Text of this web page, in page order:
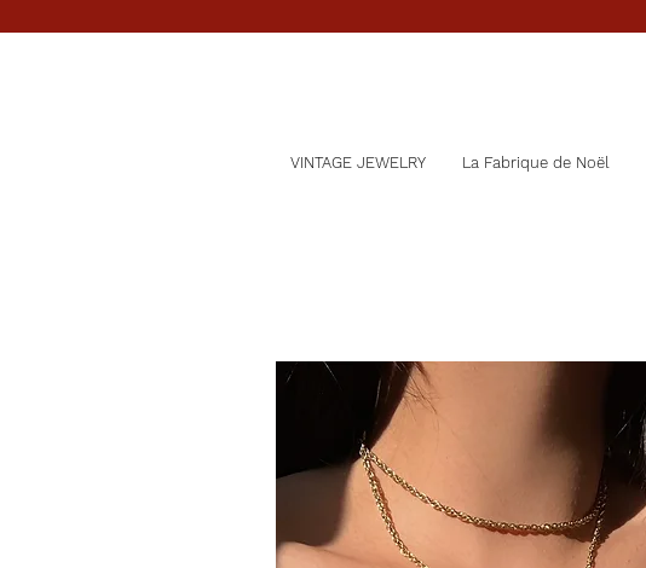
VINTAGE JEWELRY La Fabrique de Noël